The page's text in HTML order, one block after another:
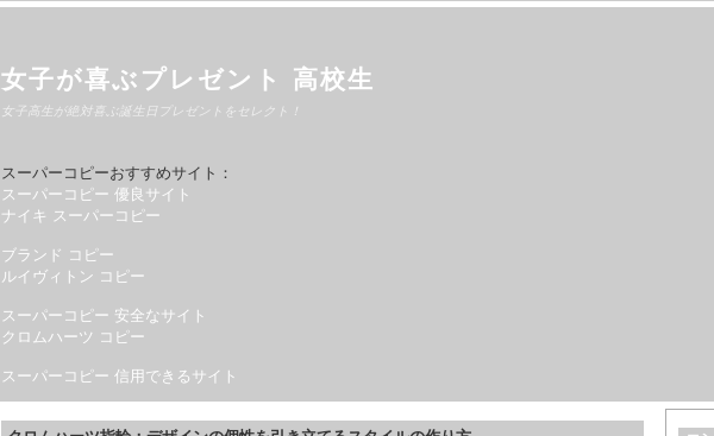
女子が喜ぶプレゼント 高校生
女子高生が絶対喜ぶ誕生日プレゼントをセレクト！
スーパーコピーおすすめサイト：
スーパーコピー 優良サイト
ナイキ スーパーコピー
ブランド コピー
ルイヴィトン コピー
スーパーコピー 安全なサイト
クロムハーツ コピー
スーパーコピー 信用できるサイト